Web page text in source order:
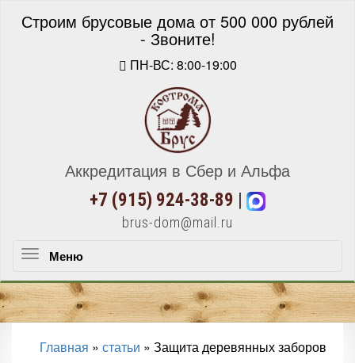
Строим брусовые дома от 500 000 рублей
- Звоните!
ПН-ВС: 8:00-19:00
Аккредитация в Сбер и Альфа
+7 (915) 924-38-89
brus-dom@mail.ru
Меню
Главная » статьи » Защита деревянных заборов